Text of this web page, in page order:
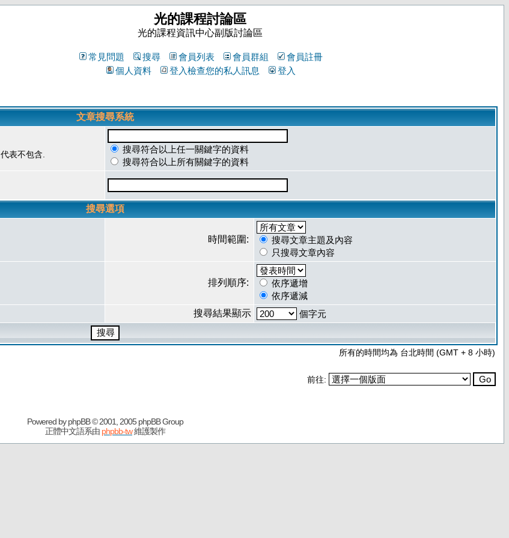
光的課程討論區
光的課程資訊中心副版討論區
常見問題 搜尋 會員列表 會員群組
會員註冊
個人資料
登入檢查您的私人訊息 登入
文章搜尋系統
代表不包含.
搜尋符合以上任一關鍵字的資料
搜尋符合以上所有關鍵字的資料
搜尋選項
時間範圍:
搜尋文章主題及內容
只搜尋文章內容
排列順序:
依序遞增
依序遞減
搜尋結果顯示 個字元
所有的時間均為 台北時間 (GMT + 8 小時)
前往:
Powered byphpBB© 2001, 2005 phpBB Group
正體中文語系由 phpbb-tw維護製作